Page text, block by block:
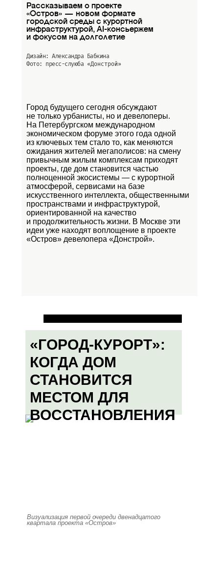
Рассказываем о проекте
«Остров» — новом формате
городской среды с курортной
инфраструктурой, AI-консьержем
и фокусом на долголетие
Дизайн: Александра Бабкина
Фото: пресс-слуюба «Донстрой»
Город будущего сегодня обсуждают
не только урбанисты, но и девелоперы.
На Петербургском международном
экономическом форуме этого года одной
из ключевых тем стало то, как меняются
ожидания жителей мегаполисов: на смену
привычным жилым комплексам приходят
проекты, где дом становится частью
полноценной экосистемы — с курортной
атмосферой, сервисами на базе
искусственного интеллекта, общественными
пространствами и инфраструктурой,
ориентированной на качество
и продолжительность жизни. В Москве эти
идеи уже находят воплощение в проекте
«Остров» девелопера «Донстрой».
«ГОРОД-КУРОРТ»:
КОГДА ДОМ
СТАНОВИТСЯ
МЕСТОМ ДЛЯ
ВОССТАНОВЛЕНИЯ
Визуализация первой очереди двенадцатого
квартала проекта «Остров»